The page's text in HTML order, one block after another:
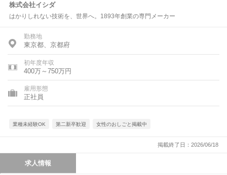
株式会社イシダ
はかりしれない技術を、世界へ。1893年創業の専門メーカー
勤務地
東京都、京都府
初年度年収
400万～750万円
雇用形態
正社員
業種未経験OK 第二新卒歓迎 女性のおしごと掲載中
掲載終了日：2026/06/18
求人情報